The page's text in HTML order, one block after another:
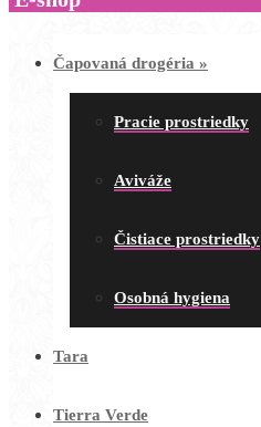
Čapovaná drogéria »
Pracie prostriedky
Aviváže
Čistiace prostriedky
Osobná hygiena
Tara
Tierra Verde